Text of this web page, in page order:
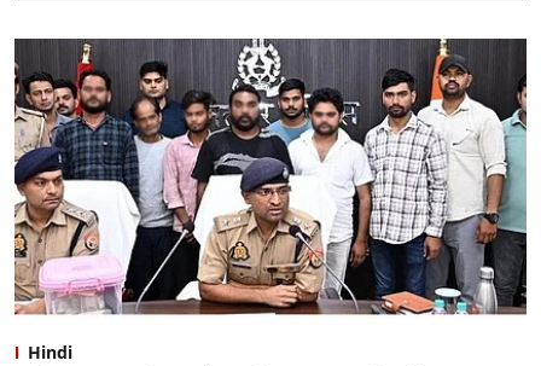
Hindi